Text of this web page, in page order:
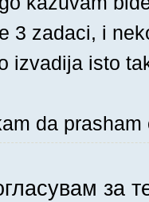
3 zadaci, i
izvadija isto
da
за